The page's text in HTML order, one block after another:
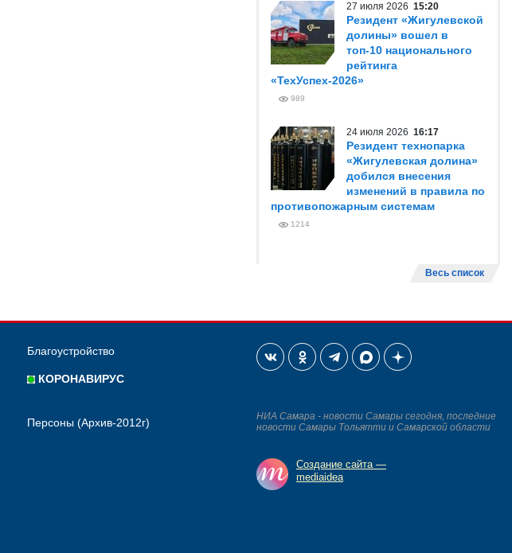
27 июля 2026 15:20
Резидент «Жигулевской
долины» вошел в
топ-10 национального
рейтинга
«ТехУспех-2026»
989
24 июля 2026 16:17
Резидент технопарка
«Жигулевская долина»
добился внесения
изменений в правила по
противопожарным системам
1214
Весь список
Благоустройство
КОРОНАВИРУС
Персоны (Архив-2012г)
НИА Самара - новости Самары сегодня, последние
новости Самары Тольятти и Самарской области
Создание сайта —
mediaidea